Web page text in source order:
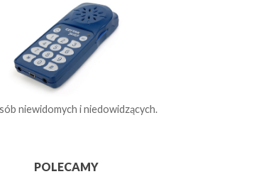
niewidomych i niedowidzących.
POLECAMY